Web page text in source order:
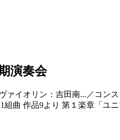
演奏会
ァイオリン：吉田南...／コ
曲 作品9より 第１楽章「ユ